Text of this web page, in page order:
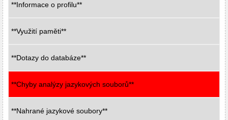
**Informace o profilu**
**Využití paměti**
**Dotazy do databáze**
**Chyby analýzy jazykových souborů**
**Nahrané jazykové soubory**